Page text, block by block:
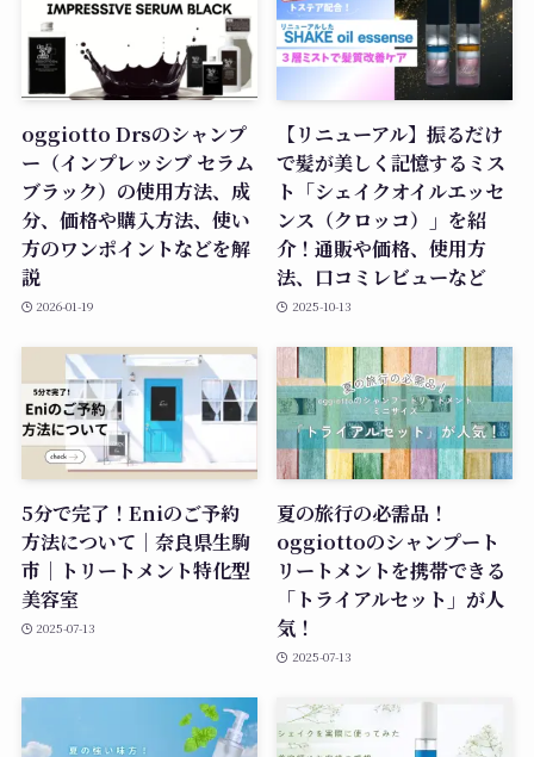
oggiotto Drsのシャンプ
ー（インプレッシブ セラム
ブラック）の使用方法、成
分、価格や購入方法、使い
方のワンポイントなどを解
説
2026-01-19
【リニューアル】振るだけ
で髪が美しく記憶するミス
ト「シェイクオイルエッセ
ンス（クロッコ）」を紹
介！通販や価格、使用方
法、口コミレビューなど
2025-10-13
5分で完了！Eniのご予約
方法について｜奈良県生駒
市｜トリートメント特化型
美容室
2025-07-13
夏の旅行の必需品！
oggiottoのシャンプート
リートメントを携帯できる
「トライアルセット」が人
気！
2025-07-13